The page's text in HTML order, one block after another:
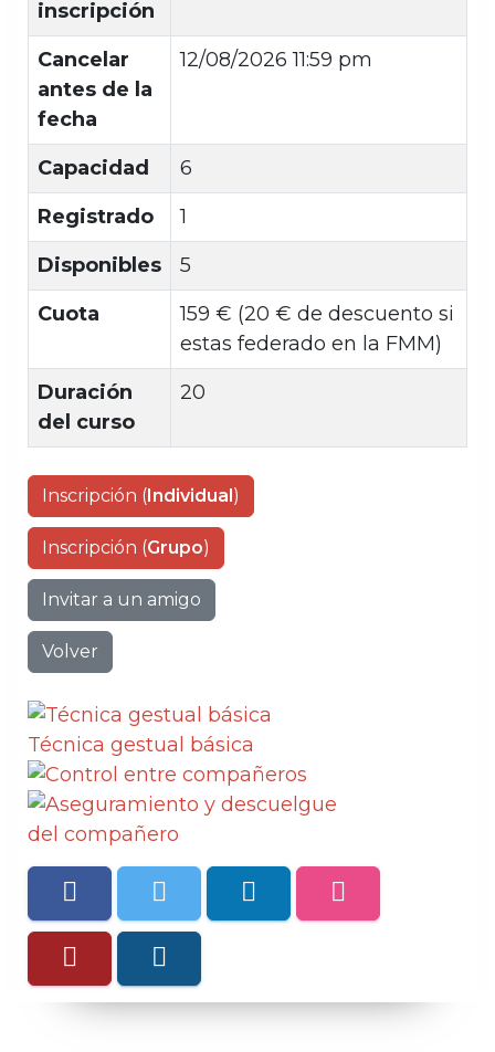
inscripción
Cancelar
antes de la
fecha
12/08/2026 11:59 pm
Capacidad
6
Registrado
1
Disponibles
5
Cuota
159 € (20 € de descuento si
estas federado en la FMM)
Duración
del curso
20
Inscripción (Individual)
Inscripción (Grupo)
Invitar a un amigo
Volver